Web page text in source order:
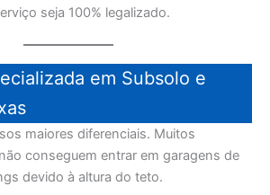
seja 100% legalizado.
em Subsolo e
maiores diferenciais. Muitos
conseguem entrar em garagens de
devido à altura do teto.